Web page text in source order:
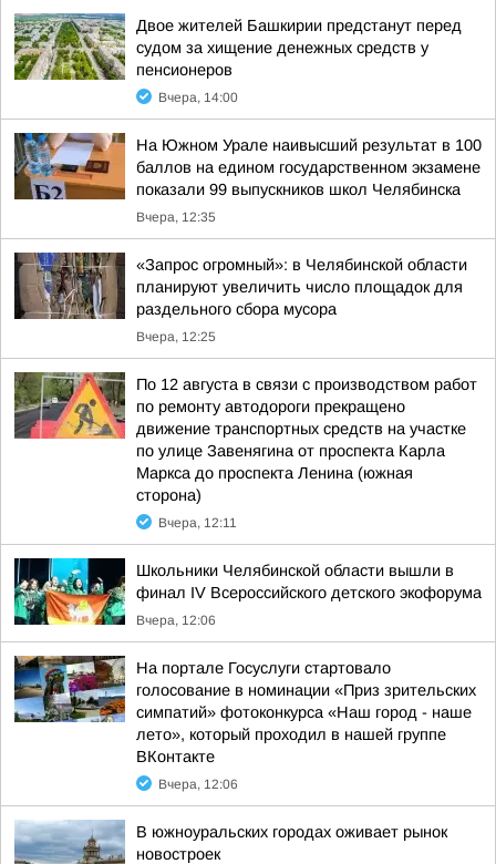
Двое жителей Башкирии предстанут перед
судом за хищение денежных средств у
пенсионеров
Вчера, 14:00
На Южном Урале наивысший результат в 100
баллов на едином государственном экзамене
показали 99 выпускников школ Челябинска
Вчера, 12:35
«Запрос огромный»: в Челябинской области
планируют увеличить число площадок для
раздельного сбора мусора
Вчера, 12:25
По 12 августа в связи с производством работ
по ремонту автодороги прекращено
движение транспортных средств на участке
по улице Завенягина от проспекта Карла
Маркса до проспекта Ленина (южная
сторона)
Вчера, 12:11
Школьники Челябинской области вышли в
финал IV Всероссийского детского экофорума
Вчера, 12:06
На портале Госуслуги стартовало
голосование в номинации «Приз зрительских
симпатий» фотоконкурса «Наш город - наше
лето», который проходил в нашей группе
ВКонтакте
Вчера, 12:06
В южноуральских городах оживает рынок
новостроек